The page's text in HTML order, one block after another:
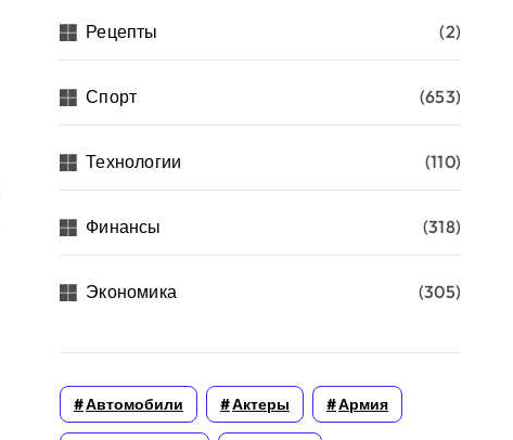
Рецепты (2)
Спорт (653)
Технологии (110)
Финансы (318)
Экономика (305)
Автомобили Актеры Армия